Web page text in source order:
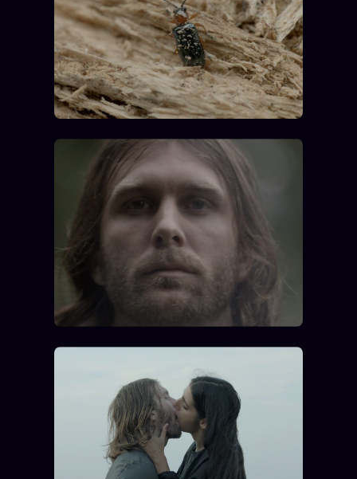
Manifeste pricing
Se connecter
Z/S SYSTEMS LINEAGE 10 ANS
z/S SYSTEMS 2026
BRAINS MODELS
GENERIC ARCHITECTS2018
Archives SMK 26 TRANSM.
SMK Manifeste
Gossip Manifeste
Gossip Pacte
Infofiction
À propos